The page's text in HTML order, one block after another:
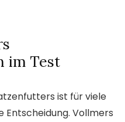
im Test
ist für viele
Entscheidung. Vollmers